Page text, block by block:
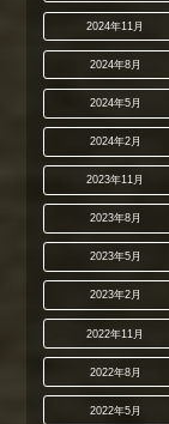
2024年11月
2024年8月
2024年5月
2024年2月
2023年11月
2023年8月
2023年5月
2023年2月
2022年11月
2022年8月
2022年5月